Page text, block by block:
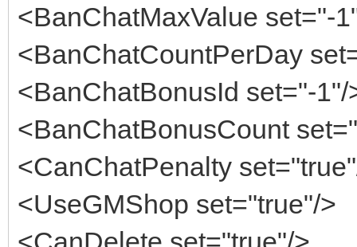
<BanChatMaxValue set="-
<BanChatCountPerDay
<BanChatBonusId set="-1"/
<BanChatBonusCount
<CanChatPenalty
<UseGMShop set="true"/>